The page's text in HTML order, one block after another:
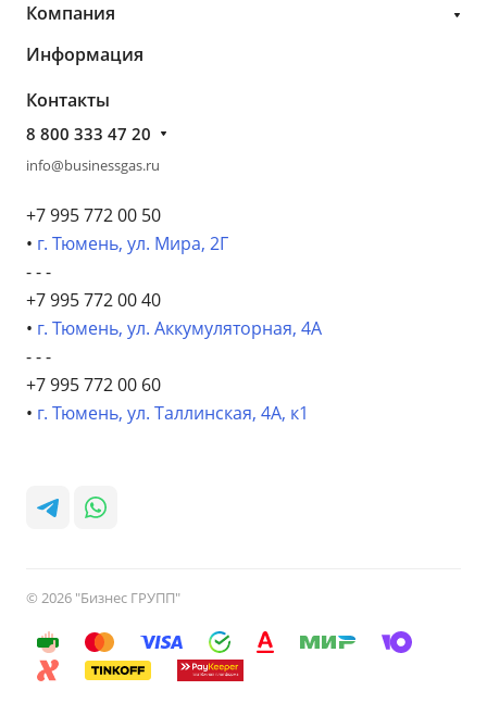
Компания
Информация
Контакты
8 800 333 47 20
info@businessgas.ru
+7 995 772 00 50
• г. Тюмень, ул. Мира, 2Г
- - -
+7 995 772 00 40
• г. Тюмень, ул. Аккумуляторная, 4А
- - -
+7 995 772 00 60
• г. Тюмень, ул. Таллинская, 4А, к1
© 2026 "Бизнес ГРУПП"